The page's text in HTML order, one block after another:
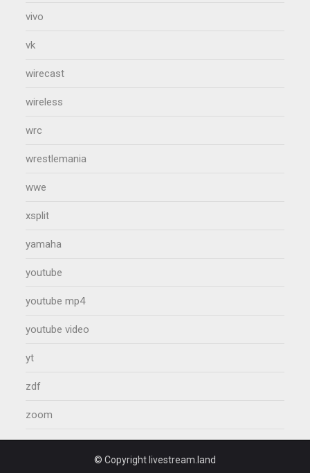
vivo
vk
wirecast
wireless
wrc
wrestlemania
wwe
xsplit
yamaha
youtube
youtube mp4
youtube video
yt
zdf
zoom
© Copyright livestream.land